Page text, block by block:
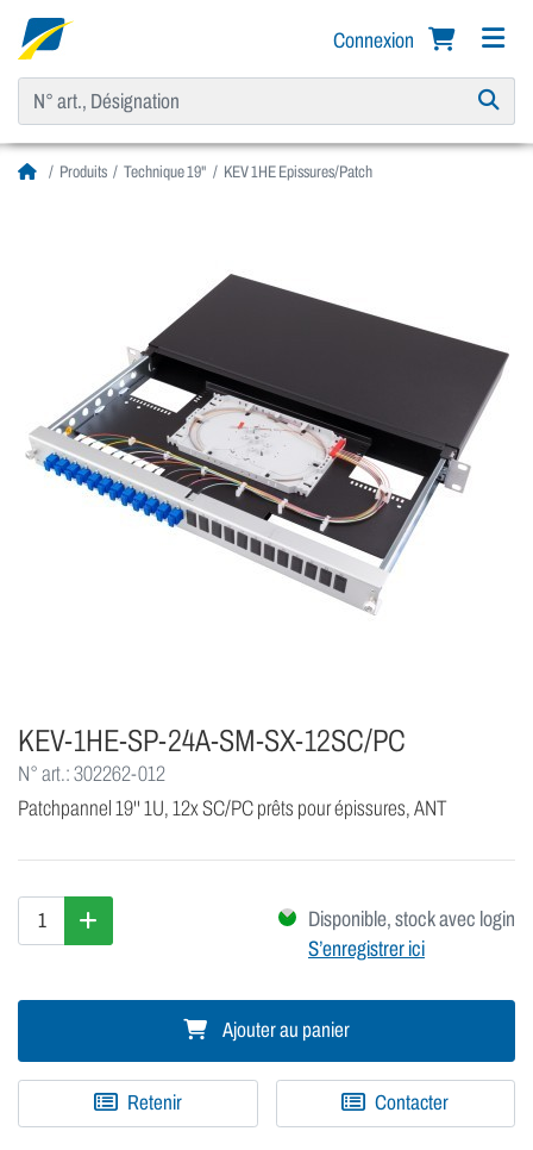
Connexion
Produits Technique 19" KEV 1HE Epissures/Patch
KEV-1HE-SP-24A-SM-SX-12SC/PC
N° art.: 302262-012
Patchpannel 19'' 1U, 12x SC/PC prêts pour épissures, ANT
Disponible, stock avec login
S’enregistrer ici
Ajouter au panier
Retenir Contacter